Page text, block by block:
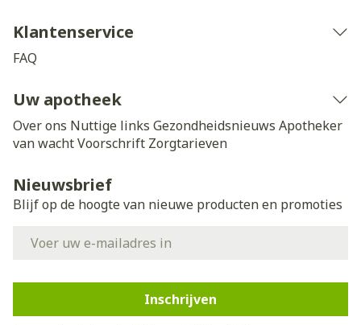
Klantenservice
FAQ
Uw apotheek
Over ons Nuttige links Gezondheidsnieuws Apotheker
van wachtVoorschrift Zorgtarieven
Nieuwsbrief
Blijf op de hoogte van nieuwe producten en promoties
Inschrijven